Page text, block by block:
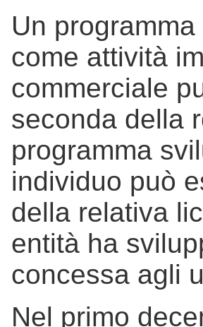
Un
come attività
commerciale
seconda della
programma
individuo può
della relativa
entità ha
concessa agli
Nel primo